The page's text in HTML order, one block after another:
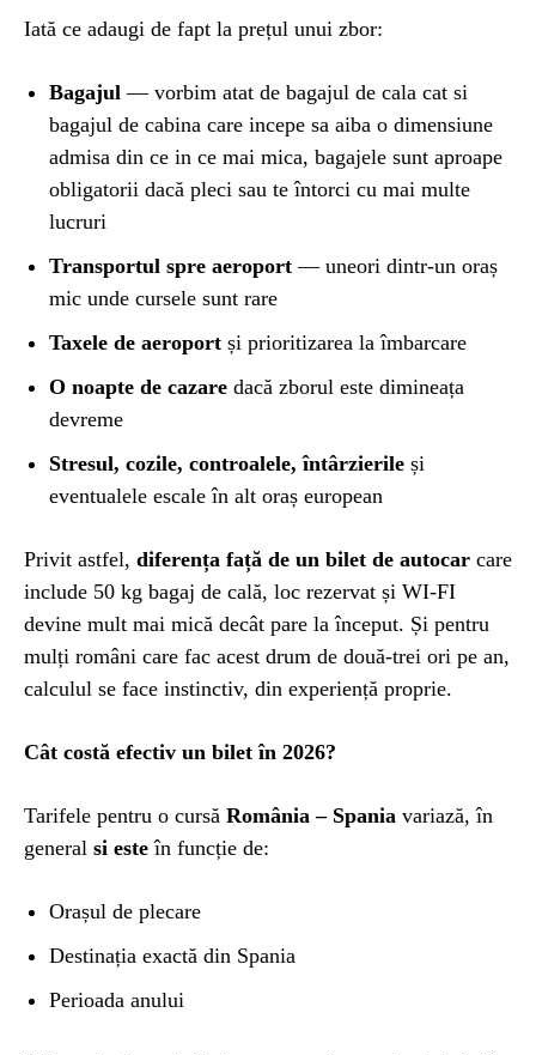
Iată ce adaugi de fapt la prețul unui zbor:
Bagajul — vorbim atat de bagajul de cala cat si
bagajul de cabina care incepe sa aiba o dimensiune
admisa din ce in ce mai mica, bagajele sunt aproape
obligatorii dacă pleci sau te întorci cu mai multe
lucruri
Transportul spre aeroport — uneori dintr-un oraș
mic unde cursele sunt rare
Taxele de aeroport și prioritizarea la îmbarcare
O noapte de cazare dacă zborul este dimineața
devreme
Stresul, cozile, controalele, întârzierile și
eventualele escale în alt oraș european
Privit astfel, diferența față de un bilet de autocar care
include 50 kg bagaj de cală, loc rezervat și WI-FI
devine mult mai mică decât pare la început. Și pentru
mulți români care fac acest drum de două-trei ori pe an,
calculul se face instinctiv, din experiență proprie.
Cât costă efectiv un bilet în 2026?
Tarifele pentru o cursă România – Spania variază, în
general si este în funcție de:
Orașul de plecare
Destinația exactă din Spania
Perioada anului